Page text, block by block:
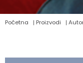
Početna Proizvodi